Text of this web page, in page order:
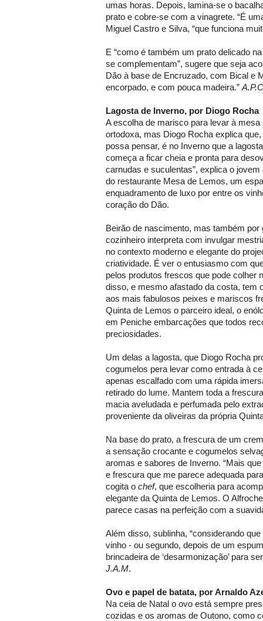
umas horas. Depois, lamina-se o
prato e cobre-se com a vinagrete. “É
Miguel Castro e Silva, “que funciona
E “como é também um prato delicado
se complementam”, sugere que seja
Dão à base de Encruzado, com Bical e
encorpado, e com pouca madeira.”
Lagosta de Inverno, por Diogo Rocha
A escolha de marisco para levar à
ortodoxa, mas Diogo Rocha explica
possa pensar, é no Inverno que a
começa a ficar cheia e pronta para
carnudas e suculentas”, explica o jovem
do restaurante Mesa de Lemos, um
enquadramento de luxo por entre os
coração do Dão.
Beirão de nascimento, mas também por
cozinheiro interpreta com invulgar
no contexto moderno e elegante do
criatividade. É ver o entusiasmo com
pelos produtos frescos que pode colher
disso, e mesmo afastado da costa, tem
aos mais fabulosos peixes e mariscos
Quinta de Lemos o parceiro ideal, o
em Peniche embarcações que todos
preciosidades.
Um delas a lagosta, que Diogo Rocha
cogumelos pera levar como entrada à
apenas escalfado com uma rápida
retirado do lume. Mantem toda a
macia aveludada e perfumada pelo
proveniente da oliveiras da própria
Na base do prato, a frescura de um
a sensação crocante e cogumelos
aromas e sabores de Inverno. “Mais
e frescura que me parece adequada
cogita o chef, que escolheria para
elegante da Quinta de Lemos. O
parece casas na perfeição com a
Além disso, sublinha, “considerando
vinho - ou segundo, depois de um
brincadeira de ‘desarmonização’ para
J.A.M.
Ovo e papel de batata, por Arnaldo
Na ceia de Natal o ovo está sempre
cozidas e os aromas de Outono, como